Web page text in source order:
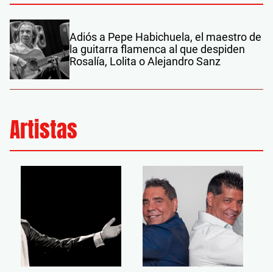
Adiós a Pepe Habichuela, el maestro de
la guitarra flamenca al que despiden
Rosalía, Lolita o Alejandro Sanz
Artistas